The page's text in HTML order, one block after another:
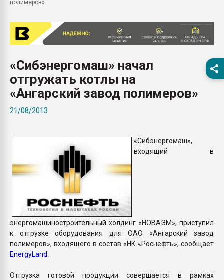
28.07.2026
первый план в
28.07.2026
ситуацией на
Всё, что касается
полимеров»
«Сибэнергомаш» начал
отгружать котлы на
«Ангарский завод полимеров»
21/08/2013
«Сибэнергомаш»,
входящий в
энергомашиностроительный холдинг «НОВАЭМ», приступил
к отгрузке оборудования для ОАО «Ангарский завод
полимеров», входящего в состав «НК «Роснефть», сообщает
EnergyLand
Отгрузка готовой продукции совершается в рамках